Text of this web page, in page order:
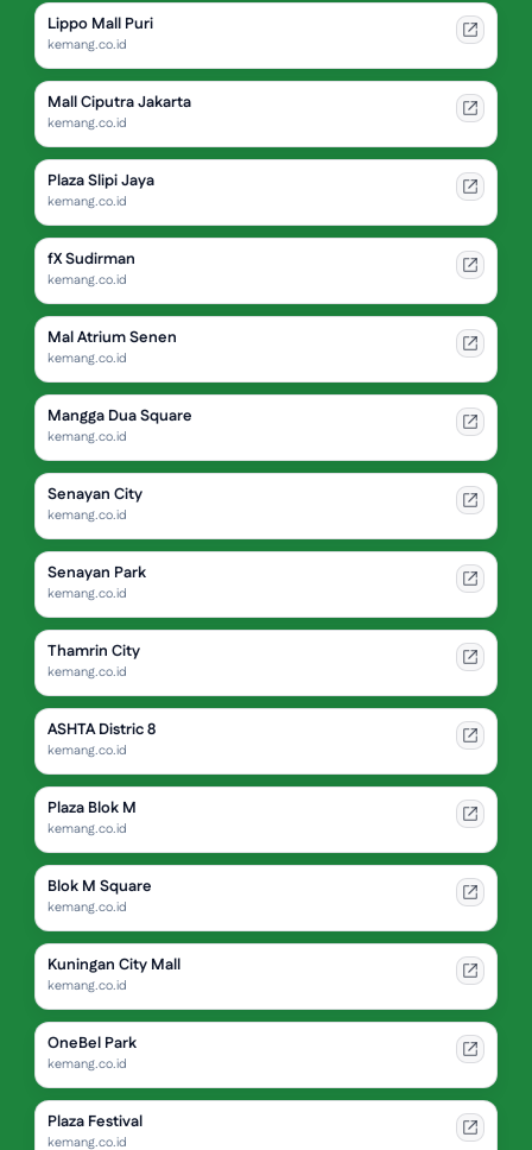
Lippo Mall Puri
kemang.co.id
Mall Ciputra Jakarta
kemang.co.id
Plaza Slipi Jaya
kemang.co.id
fX Sudirman
kemang.co.id
Mal Atrium Senen
kemang.co.id
Mangga Dua Square
kemang.co.id
Senayan City
kemang.co.id
Senayan Park
kemang.co.id
Thamrin City
kemang.co.id
ASHTA Distric 8
kemang.co.id
Plaza Blok M
kemang.co.id
Blok M Square
kemang.co.id
Kuningan City Mall
kemang.co.id
OneBel Park
kemang.co.id
Plaza Festival
kemang.co.id